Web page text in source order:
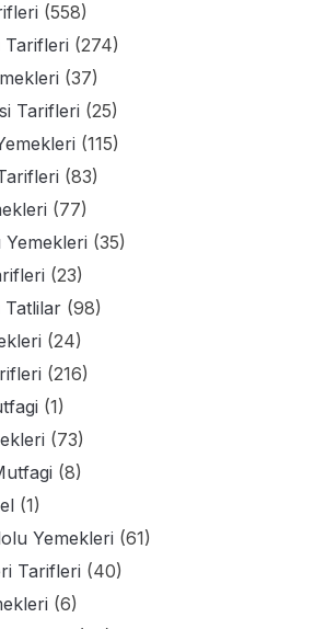
(558)
Tarifleri (274)
(37)
Tarifleri (25)
(115)
(83)
(77)
(35)
(23)
Tatlilar (98)
(24)
(216)
(1)
(73)
(8)
(1)
Yemekleri (61)
Tarifleri (40)
(6)